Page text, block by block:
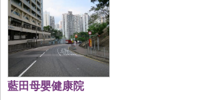
藍田母嬰健康院